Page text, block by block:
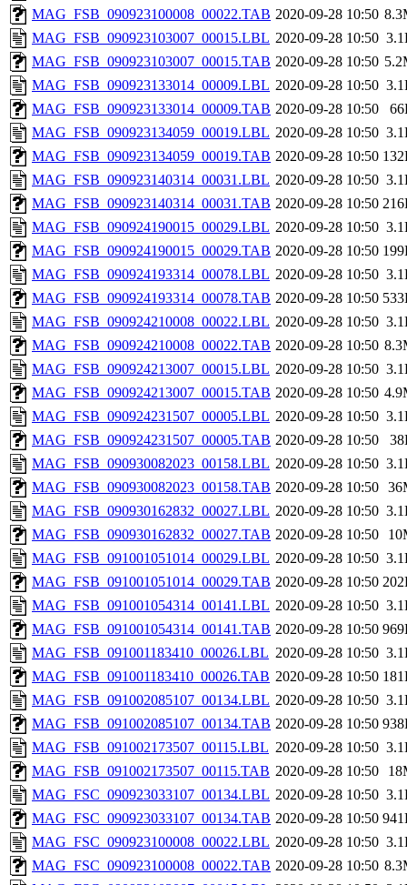
MAG_FSB_090923100008_00022.TAB 2020-09-28 10:50
MAG_FSB_090923103007_00015.LBL 2020-09-28 10:50
MAG_FSB_090923103007_00015.TAB 2020-09-28 10:50
MAG_FSB_090923133014_00009.LBL 2020-09-28 10:50
MAG_FSB_090923133014_00009.TAB 2020-09-28 10:50
MAG_FSB_090923134059_00019.LBL 2020-09-28 10:50
MAG_FSB_090923134059_00019.TAB 2020-09-28 10:50
MAG_FSB_090923140314_00031.LBL 2020-09-28 10:50
MAG_FSB_090923140314_00031.TAB 2020-09-28 10:50
MAG_FSB_090924190015_00029.LBL 2020-09-28 10:50
MAG_FSB_090924190015_00029.TAB 2020-09-28 10:50
MAG_FSB_090924193314_00078.LBL 2020-09-28 10:50
MAG_FSB_090924193314_00078.TAB 2020-09-28 10:50
MAG_FSB_090924210008_00022.LBL 2020-09-28 10:50
MAG_FSB_090924210008_00022.TAB 2020-09-28 10:50
MAG_FSB_090924213007_00015.LBL 2020-09-28 10:50
MAG_FSB_090924213007_00015.TAB 2020-09-28 10:50
MAG_FSB_090924231507_00005.LBL 2020-09-28 10:50
MAG_FSB_090924231507_00005.TAB 2020-09-28 10:50
MAG_FSB_090930082023_00158.LBL 2020-09-28 10:50
MAG_FSB_090930082023_00158.TAB 2020-09-28 10:50
MAG_FSB_090930162832_00027.LBL 2020-09-28 10:50
MAG_FSB_090930162832_00027.TAB 2020-09-28 10:50
MAG_FSB_091001051014_00029.LBL 2020-09-28 10:50
MAG_FSB_091001051014_00029.TAB 2020-09-28 10:50
MAG_FSB_091001054314_00141.LBL 2020-09-28 10:50
MAG_FSB_091001054314_00141.TAB 2020-09-28 10:50
MAG_FSB_091001183410_00026.LBL 2020-09-28 10:50
MAG_FSB_091001183410_00026.TAB 2020-09-28 10:50
MAG_FSB_091002085107_00134.LBL 2020-09-28 10:50
MAG_FSB_091002085107_00134.TAB 2020-09-28 10:50
MAG_FSB_091002173507_00115.LBL 2020-09-28 10:50
MAG_FSB_091002173507_00115.TAB 2020-09-28 10:50
MAG_FSC_090923033107_00134.LBL 2020-09-28 10:50
MAG_FSC_090923033107_00134.TAB 2020-09-28 10:50
MAG_FSC_090923100008_00022.LBL 2020-09-28 10:50
MAG_FSC_090923100008_00022.TAB 2020-09-28 10:50